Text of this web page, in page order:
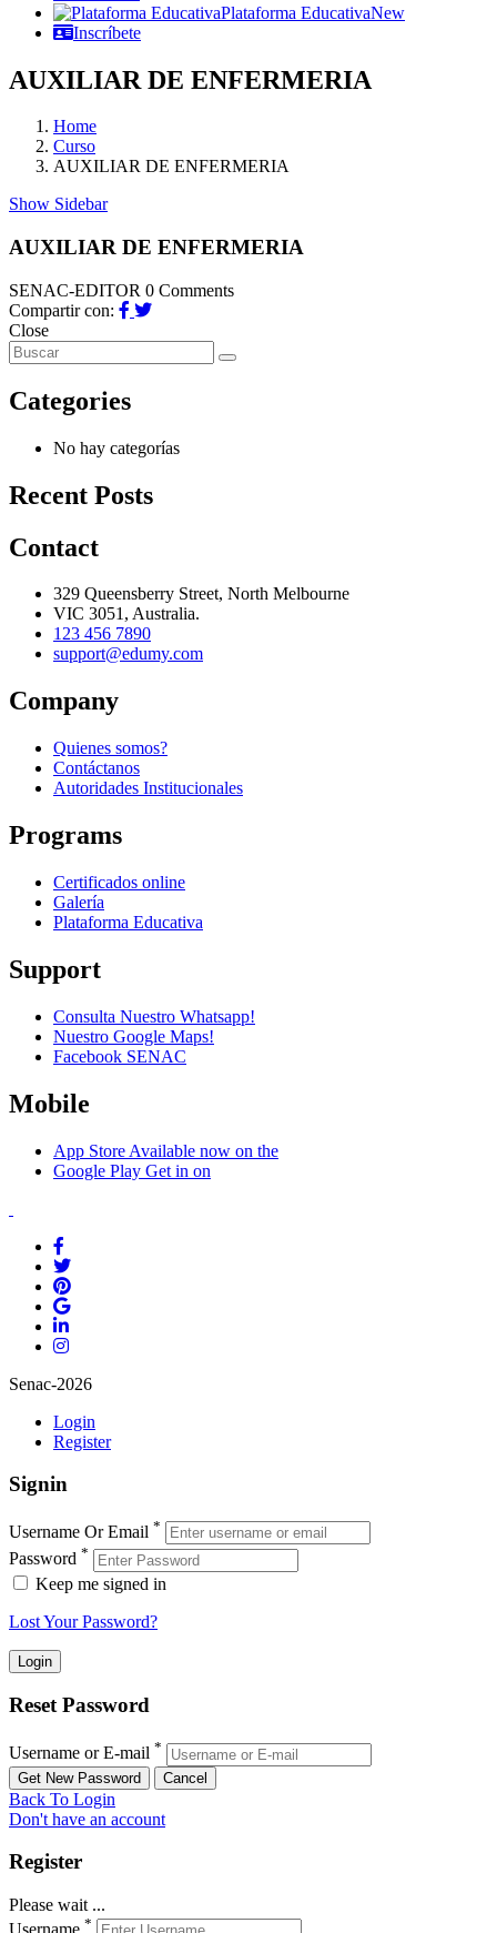
Plataforma EducativaNew
Inscríbete
AUXILIAR DE ENFERMERIA
Home
Curso
AUXILIAR DE ENFERMERIA
Show Sidebar
AUXILIAR DE ENFERMERIA
SENAC-EDITOR 0 Comments
Compartir con:
Close
Categories
No hay categorías
Recent Posts
Contact
329 Queensberry Street, North Melbourne
VIC 3051, Australia.
123 456 7890
support@edumy.com
Company
Quienes somos?
Contáctanos
Autoridades Institucionales
Programs
Certificados online
Galería
Plataforma Educativa
Support
Consulta Nuestro Whatsapp!
Nuestro Google Maps!
Facebook SENAC
Mobile
App Store Available now on the
Google Play Get in on
Senac-2026
Login
Register
Signin
Username Or Email *
Password *
Keep me signed in
Lost Your Password?
Reset Password
Username or E-mail *
Back To Login
Don't have an account
Register
Please wait ...
*